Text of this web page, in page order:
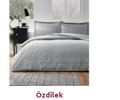
Özdilek